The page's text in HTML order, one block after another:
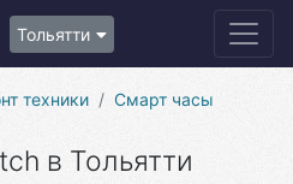
Тольятти
техники
Смарт часы
в Тольятти